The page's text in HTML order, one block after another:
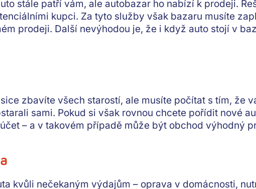
stále patří vám, ale autobazar ho nabízí k prodeji.
kupci. Za tyto služby však bazaru musíte
prodeji. Další nevýhodou je, že i když auto stojí v
zbavíte všech starostí, ale musíte počítat s tím, že
sami. Pokud si však rovnou chcete pořídit nové
– a v takovém případě může být obchod výhodný
kvůli nečekaným výdajům – oprava v domácnosti,